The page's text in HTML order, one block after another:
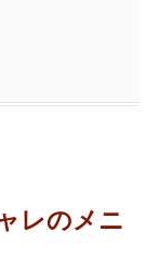
レのメニ